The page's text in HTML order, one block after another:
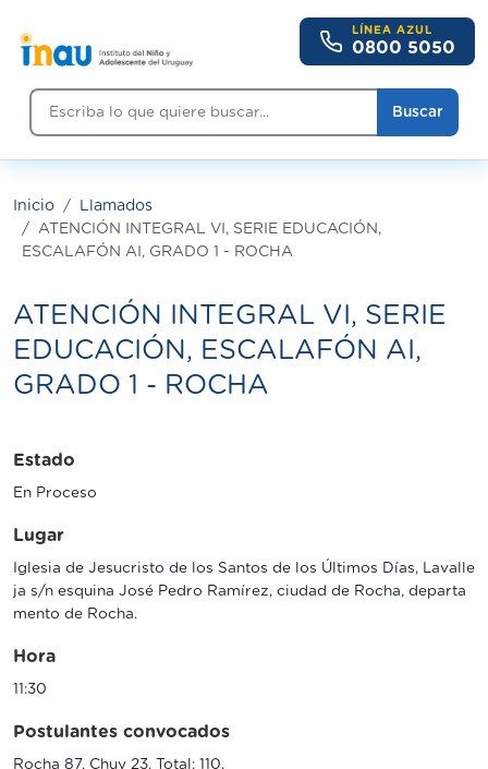
Buscar
Buscar
LÍNEA AZUL
0800 5050
Inicio
Llamados
ATENCIÓN INTEGRAL VI, SERIE EDUCACIÓN,
ESCALAFÓN AI, GRADO 1 - ROCHA
ATENCIÓN INTEGRAL VI, SERIE
EDUCACIÓN, ESCALAFÓN AI,
GRADO 1 - ROCHA
Estado
En Proceso
Lugar
Iglesia de Jesucristo de los Santos de los Últimos Días, Lavalle
ja s/n esquina José Pedro Ramírez, ciudad de Rocha, departa
mento de Rocha.
Hora
11:30
Postulantes convocados
Rocha 87, Chuy 23. Total: 110.